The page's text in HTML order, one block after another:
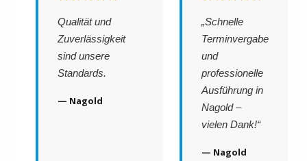
Qualität und
Zuverlässigkeit
sind unsere
Standards.
— Nagold
„Schnelle
Terminvergabe
und
professionelle
Ausführung in
Nagold –
vielen Dank!“
— Nagold